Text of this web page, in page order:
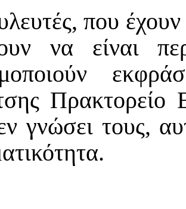
που έχουν
να είναι
Πρακτορείο
γνώσει τους,